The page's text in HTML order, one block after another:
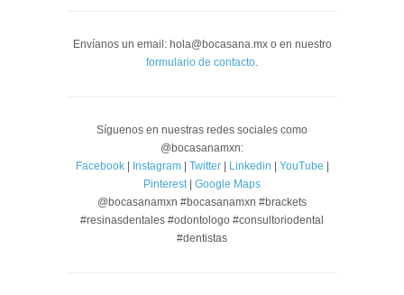
Envíanos un email: hola@bocasana.mx o en nuestro
formulario de contacto.
Síguenos en nuestras redes sociales como
@bocasanamxn:
Facebook| Instagram| Twitter| Linkedin YouTube
Pinterest Google Maps
@bocasanamxn #bocasanamxn #brackets
#resinasdentales #odontologo #consultoriodental
#dentistas